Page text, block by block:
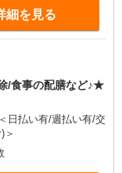
細を見る
/食事の配膳など♪★
日払い有/週払い有/交
＞